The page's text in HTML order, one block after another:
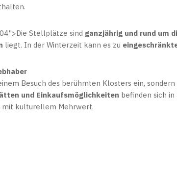
Stellplätze sind ganzjährig und rund um
liegt. In der Winterzeit kann es zu
Besuch des berühmten Klosters ein,
und Einkaufsmöglichkeiten befinden sich
mit kulturellem Mehrwert.